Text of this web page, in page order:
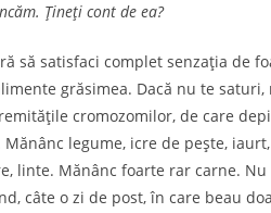
Ţineţi cont de ea?
să satisfaci complet senzaţia de
grăsimea. Dacă nu te sa­turi,
cromozomilor, de care
legume, icre de peşte, iaurt,
linte. Mănânc foarte rar carne. Nu
câte o zi de post, în care beau